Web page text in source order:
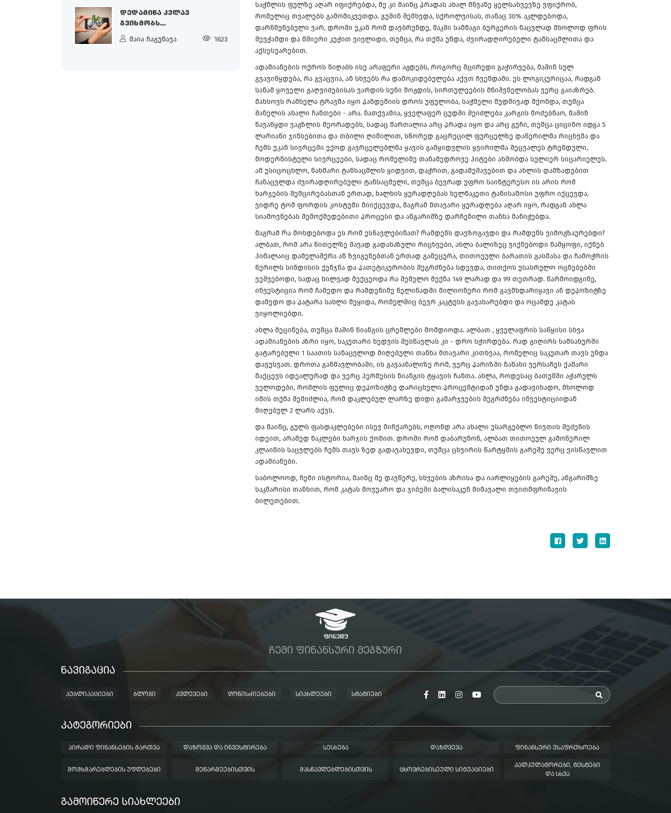
ᲓᲔᲓᲐᲛᲘᲬᲐ ᲙᲕᲚᲐᲕ
ᲒᲕᲘᲮᲛᲝᲑᲡ...
მაია ჩაგუნავა 1623
საჭმლის ფულზე აღარ იფიქრებდა, მე კი მაინც პრადას ახალ მწვანე ყელსახვევზე ვფიქრობ,
რომელიც თვალებს გამომიკვეთდა. გუშინ შემხვდა, სქროლვისას, თანაც 30% აკლდებოდა,
დარწმუნებული ვარ, დროში უკან რომ დავბრუნდე, მაკში სამმაგი ბურგერის ნაცვლად მხოლოდ ფრის
შევჭამდი და მშიერი კუჭით ვივლიდი, თუმცა, რა თქმა უნდა, ძვირადღირებული ტანსაცმლითა და
აქსესუარებით.
ადამიანების ოქროს ნიღაბს ისე არაფერი აგდებს, როგორც მცირედი გაჭირვება, მაშინ სულ
გვავიწყდება, რა გვაცვია, ან სხვებს რა დამოკიდებულება აქვთ ჩვენდამი. ეს ლოგიკურიცაა, რადგან
სანამ ყოველი გაღვიძებისას ვარდის სუნი მოგდის, სირთულეების მნიშვნელობას ვერც გაიაზრებ.
მახსოვს რამხელა ტრავმა იყო პანდემიის დროს უფულობა, საჭმელი მუდმივად მქონდა, თუმცა
შანელის ახალი ჩანთები - არა. ნათქვამია, ყველაფერ ცუდში შეიძლება კარგის მოძებნაო, მაშინ
წავაწყდი ვაგზლის მეორადებს, სადაც მართალია არც პრადა იყო და არც გუჩი, თუმცა ციცინო იდგა 5
ლარიანი ჯინსებითა და თბილი ღიმილით, სწორედ გაცრეცილ ფურცელზე დაწერილმა რიცხვმა და
ჩემს უკან სივრცეში ექოდ გავრცელებლმა ყავის გამყიდვლის ყვირილმა შეცვალეს ტრენდული,
მოდერნისტული სივრცეები, სადაც რომელიმე თანამედროვე ჰიტები ახშობდა სულიერ სიცარიელეს.
ამ უსიცოცხლო, ნახმარი ტანსაცმლის ყიდვით, დაჭრით, გადამუშავებით და ახლის დამზადებით
ჩანაცვლდა ძვირადღირებული ტანსაცმელი, თუმცა ბევრად უფრო საინტერესო ის არის რომ
ხარჯების შემცირებასთან ერთად, ხალხის ყურადღებას ხელნაკეთი ტანისამოსი უფრო იქცევდა,
ვიდრე ტომ ფორდის კოსტუმი მიიქცევდა, მაგრამ მთავარი ყურადღება აღარ იყო, რადგან ახლა
სიამოვნებას შემოქმედებითი პროცესი და ანგარიშზე დარჩენილი თანხა მანიჭებდა.
მაგრამ Რა მოხდებოდა ეს რომ ესწავლებინათ? Რამდენს დავზოგავდი და რამდენს ვიმოგზაურებდი?
ალბათ, რომ არა წითელზე შავად გადახაზული რიცხვები, ახლა ბალიზეც ვიქნებოდი ნამყოფი, იქნებ
ჰიმალაიც დამელაშქრა ან ზვიგენებთან ერთად გამეცურა, თითოეული ბარათის გასმასა და ჩამოჭრის
წერილს სინდისის ქენჯნა და პათეტიკურობის შეგრძნება სდევდა, თითქოს უსასრულო ოცნებებში
ვეშვებოდი, სადაც ხილვად მექცეოდა რა შემელო მექნა 149 ლარად და 99 თეთრად. წარმოიდგინე,
ინვესტიცია რომ ჩამედო და რამდენიმე წელიწადში მილიონერი რომ გავმხდარიყავი ან დეპოზიტზე
დამედო და პატარა სახლი მეყიდა, რომელშიც ბევრ კაკტუსს გავახარებდი და ოცამდე კატას
ვიყოლიებდი.
ახლა მეცინება, თუმცა მაშინ ნიანგის ცრემლები მომდიოდა. ალბათ , ყველაფრის საწყისი სხვა
ადამიანების აზრი იყო, საკუთარი ხედვის შესწავლას კი - დრო სჭირდება. რად გიღირს სამსახურში
გატარებული 1 საათის სანაცვლოდ მიღებული თანხა მთავარი კითხვაა, რომელიც საკუთარ თავს უნდა
დავუსვათ. დროთა განმავლობაში, ის გავაანალიზე რომ, ვერც პარიზში ნანახი ვერსაჩეს ქამარი
მაქცევს იდეალურად და ვერც ჰერმესის ნიანგის ტყავის ჩანთა. ახლა, როდესაც ბათუმში აჭარულს
ველოდები, რომლის ფულიც დეპოზიტზე დარიცხული პროცენტიდან უნდა გადავიხადო, მხოლოდ
იმის თქმა შემიძლია, რომ დაკლებულ ლარზე დიდი გამარჯვების შეგრძნება ინვესტიციიდან
მიღებულ 2 ლარს აქვს.
და მაინც, გულს ფასდაკლებები ისევ მიჩქარებს, ოღონდ არა ახალი უსარგებლო ნივთის შეძენის
იდეით, არამედ ნაკლები ხარჯის ქონით. დროში რომ დაბარუნონ, ალბათ თითოეულ გამოწერილ
კლაინის საცვლებს ჩემს თავს ზედ გადავახევდი, თუმცა ცხვირის წარტყმის გარეშე ვერც ვისწავლით
ადამიანები.
საბოლოოდ, ჩემი ისტორია, მაინც მე დავწერე, სხვების აზრისა და იარლიყების გარეშე, ანგარიშზე
საკმარისი თანხით, რომ კატას მოვუარო და ჯიბეში ბალისაკენ მიმავალი თვითმფრინავის
ბილეთებით.
ᲩᲔᲛᲘ ᲤᲘᲜᲐᲜᲡᲣᲠᲘ ᲛᲔᲒᲖᲣᲠᲘ
ᲜᲐᲕᲘᲒᲐᲪᲘᲐ
ᲞᲣᲑᲚᲘᲙᲐᲪᲘᲔᲑᲘ ᲑᲚᲝᲒᲘ ᲙᲕᲚᲔᲕᲔᲑᲘ ᲦᲝᲜᲘᲡᲫᲘᲔᲑᲔᲑᲘ ᲡᲘᲐᲮᲚᲔᲔᲑᲘ ᲡᲢᲐᲢᲘᲔᲑᲘ
ᲙᲐᲢᲔᲒᲝᲠᲘᲔᲑᲘ
ᲞᲘᲠᲐᲓᲘ ᲤᲘᲜᲐᲜᲡᲔᲑᲘᲡ ᲛᲐᲠᲗᲕᲐ ᲓᲐᲖᲝᲒᲕᲐ ᲓᲐ ᲘᲜᲕᲔᲡᲢᲘᲠᲔᲑᲐ ᲡᲔᲡᲮᲔᲑᲐ ᲓᲐᲖᲦᲕᲔᲕᲐ ᲤᲘᲜᲐᲜᲡᲣᲠᲘ ᲣᲡᲐᲤᲠᲗᲮᲝᲔᲑᲐ
ᲛᲝᲛᲮᲛᲐᲠᲔᲑᲚᲔᲑᲘᲡ ᲣᲤᲚᲔᲑᲔᲑᲘ ᲛᲔᲬᲐᲠᲛᲔᲔᲑᲘᲡᲗᲕᲘᲡ ᲛᲐᲡᲬᲐᲕᲚᲔᲑᲚᲔᲑᲘᲡᲗᲕᲘᲡ ᲪᲮᲝᲕᲠᲔᲑᲘᲡᲔᲣᲚᲘ ᲡᲘᲢᲣᲐᲪᲘᲔᲑᲘ
ᲙᲐᲚᲙᲣᲚᲐᲢᲝᲠᲔᲑᲘ, ᲢᲔᲡᲢᲔᲑᲘ
ᲓᲐ ᲡᲮᲕᲐ
ᲒᲐᲛᲝᲘᲬᲔᲠᲔ ᲡᲘᲐᲮᲚᲔᲔᲑᲘ